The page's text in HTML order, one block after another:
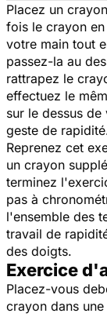
Placez un
fois le crayon
votre main tout
passez-la au
rattrapez le
effectuez le
sur le dessus
geste de
Reprenez cet
un crayon
terminez
pas à
l'ensemble des
travail de
des doigts.
Exercice
Placez-vous
crayon dans